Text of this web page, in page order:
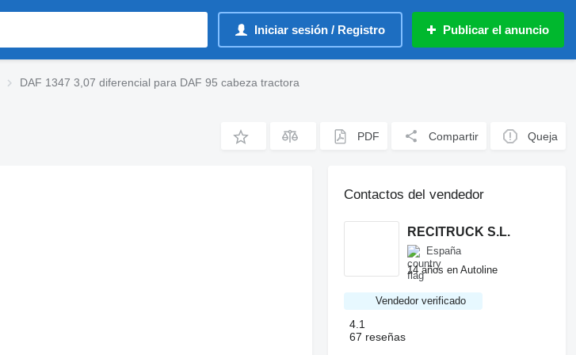
Iniciar sesión / Registro Publicar el anuncio
DAF 1347 3,07 diferencial para DAF 95 cabeza tractora
PDF Compartir Queja
Contactos del vendedor
RECITRUCK S.L.
España
14 años en Autoline
Vendedor verificado
4.1
67 reseñas